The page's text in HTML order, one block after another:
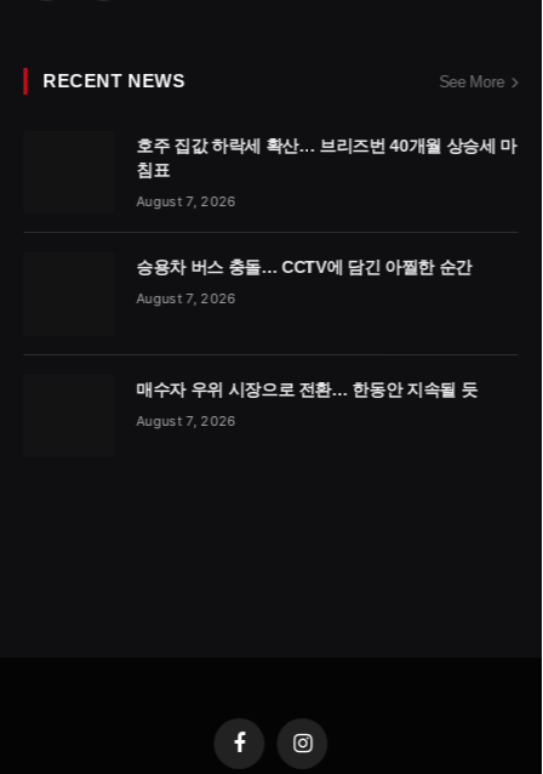
RECENT NEWS See More
호주 집값 하락세 확산… 브리즈번 40개월 상승세 마
침표
August 7, 2026
승용차 버스 충돌… CCTV에 담긴 아찔한 순간
August 7, 2026
매수자 우위 시장으로 전환… 한동안 지속될 듯
August 7, 2026
FacebookInstagram